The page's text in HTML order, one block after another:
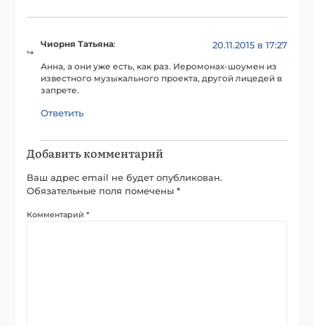
Чиорня Татьяна: 20.11.2015 в 17:27
Анна, а они уже есть, как раз. Иеромонах-шоумен из
известного музыкального проекта, другой лицедей в
запрете.
Ответить
Добавить комментарий
Ваш адрес email не будет опубликован.
Обязательные поля помечены*
Комментарий*